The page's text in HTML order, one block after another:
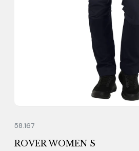
58.167
ROVER WOMEN S